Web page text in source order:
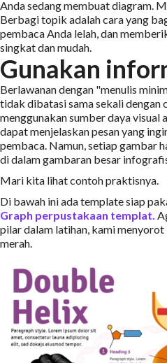
Anda sedang membuat diagram.
Berbagi topik adalah cara yang
pembaca Anda lelah, dan
singkat dan mudah.
Gunakan
Berlawanan dengan "menulis
tidak dibatasi sama sekali dengan
menggunakan sumber daya visual
dapat menjelaskan pesan yang
pembaca. Namun, setiap gambar
di dalam gambaran besar
Mari kita lihat contoh praktisnya.
Di bawah ini ada template siap
Graph perpustakaan templat.
pilar dalam latihan, kami
merah.